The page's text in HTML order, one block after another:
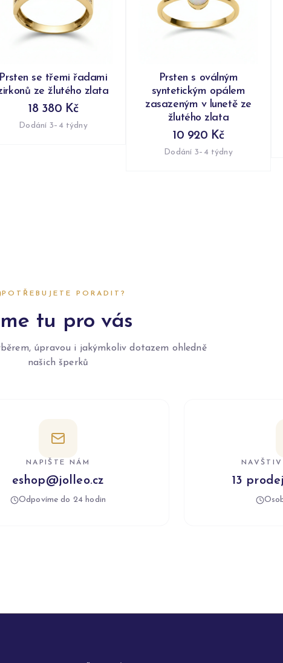
Prsten se třemi řadami
ze žlutého zlata
18 380 Kč
Dodání 3–4 týdny
Prsten s oválným
syntetickým opálem
zasazeným v lunetě ze
žlutého zlata
10 920 Kč
Dodání 3–4 týdny
POTŘEBUJETE PORADIT?
tu pro vás
úpravou i jakýmkoliv dotazem ohledně
našich šperků
NAPIŠTE NÁM
eshop@jolleo.cz
Odpovíme do 24 hodin
13